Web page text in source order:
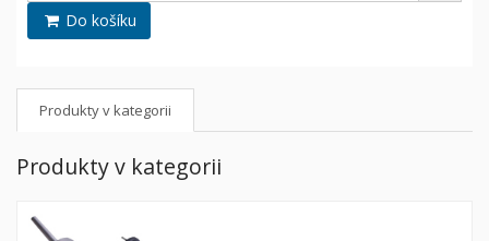
Do košíku
Produkty v kategorii
Produkty v kategorii